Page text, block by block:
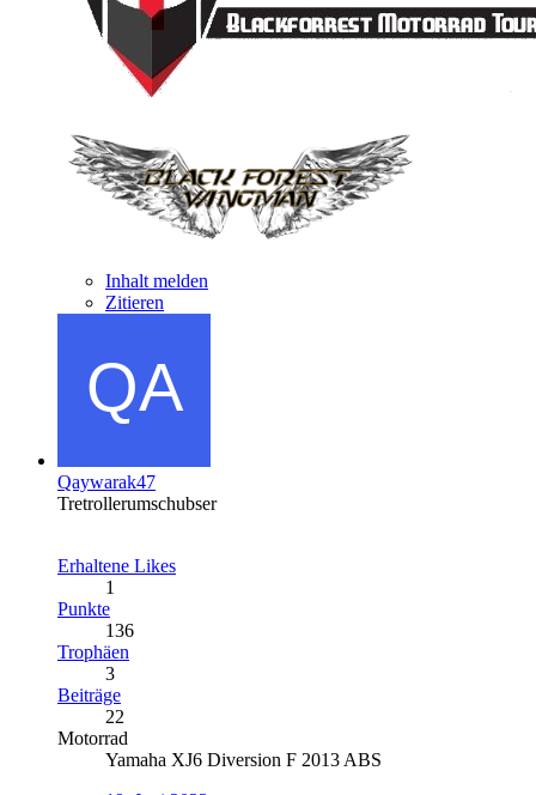
Inhalt melden
Zitieren
Qaywarak47
Tretrollerumschubser
Erhaltene Likes
1
Punkte
136
Trophäen
3
Beiträge
22
Motorrad
Yamaha XJ6 Diversion F 2013 ABS